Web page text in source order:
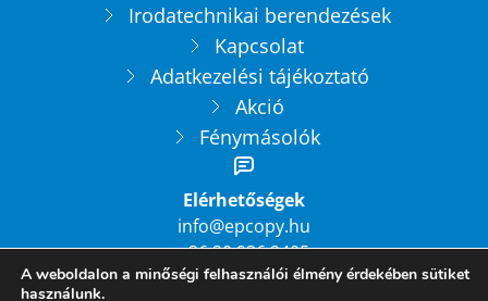
Irodatechnikai berendezések
Kapcsolat
Adatkezelési tájékoztató
Akció
Fénymásolók
Elérhetőségek
info@epcopy.hu
+36 20 936 2405
+36 1 208 1239
A weboldalon a minőségi felhasználói élmény érdekében sütiket
használunk.